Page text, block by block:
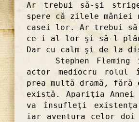
Ar trebui să-şi
spere că zilele mâniei
casei lor. Ar trebui să
ce-i al lor şi să-l
Dar cu calm şi de la
Stephen Fleming
actor mediocru rolul
prea multă dramă,
există. Apariţia
va însufleţi
iar aventura celor